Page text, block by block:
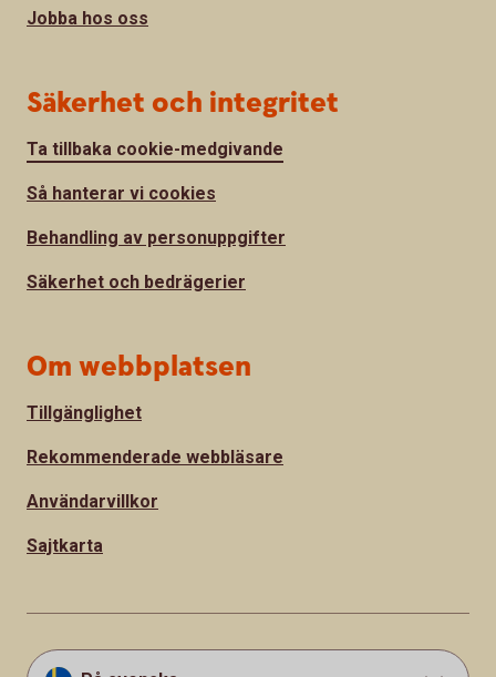
Jobba hos oss
Säkerhet och integritet
Ta tillbaka cookie-medgivande
Så hanterar vi cookies
Behandling av personuppgifter
Säkerhet och bedrägerier
Om webbplatsen
Tillgänglighet
Rekommenderade webbläsare
Användarvillkor
Sajtkarta